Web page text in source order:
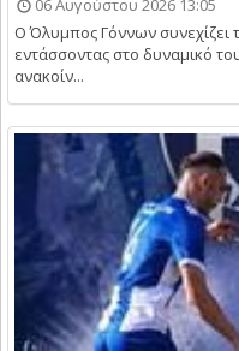
06 Αυγούστου 2026 13:05
Ο Όλυμπος Γόννων συνεχίζει
εντάσσοντας στο δυναμικό
ανακοίν...